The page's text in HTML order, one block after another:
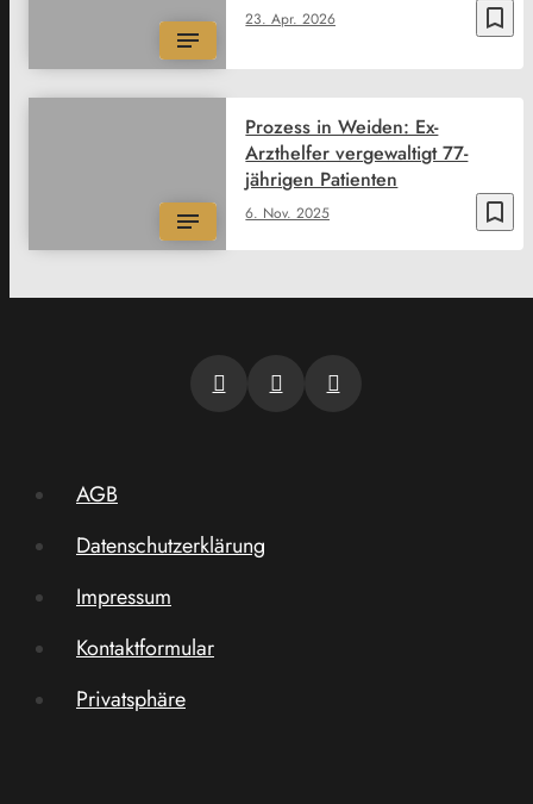
bookmark_border
23. Apr. 2026
bookmark_border
6. Nov. 2025
Prozess in Weiden: Ex-
Arzthelfer vergewaltigt 77-
jährigen Patienten
AGB
Datenschutzerklärung
Impressum
Kontaktformular
Privatsphäre